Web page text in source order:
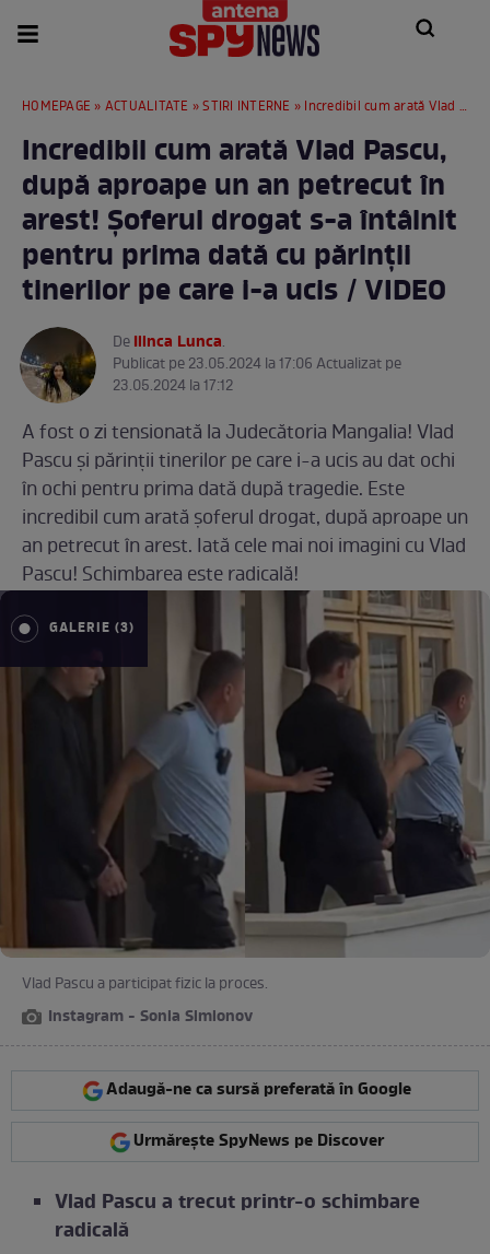
HOMEPAGE » ACTUALITATE »STIRI INTERNE » Incredibil cum arată Vlad Pascu, după aproape un an petrecut în arest! Șoferul drogat s-a întâlnit pentru prima dată cu părinții tinerilor pe care i-a ucis / VIDEO
Incredibil cum arată Vlad Pascu,
după aproape un an petrecut în
arest! Șoferul drogat s-a întâlnit
pentru prima dată cu părinții
tinerilor pe care i-a ucis / VIDEO
DeIlinca Lunca.
Publicat pe 23.05.2024 la 17:06 Actualizat pe
23.05.2024 la 17:12
A fost o zi tensionată la Judecătoria Mangalia! Vlad
Pascu și părinții tinerilor pe care i-a ucis au dat ochi
în ochi pentru prima dată după tragedie. Este
incredibil cum arată șoferul drogat, după aproape un
an petrecut în arest. Iată cele mai noi imagini cu Vlad
Pascu! Schimbarea este radicală!
GALERIE (3)
Vlad Pascu a participat fizic la proces.
Instagram - Sonia Simionov
Adaugă-ne ca sursă preferată în Google
Urmărește SpyNews pe Discover
Vlad Pascu a trecut printr-o schimbare
radicală